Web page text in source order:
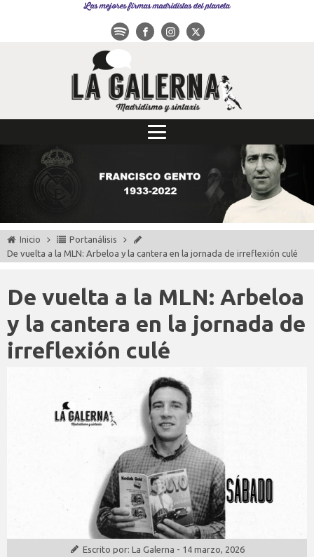
Las mejores firmas madridistas del planeta
Inicio
Portanálisis
De vuelta a la MLN: Arbeloa y la cantera en la jornada de irreflexión culé
De vuelta a la MLN: Arbeloa
y la cantera en la jornada de
irreflexión culé
Escrito por: La Galerna - 14 marzo, 2026